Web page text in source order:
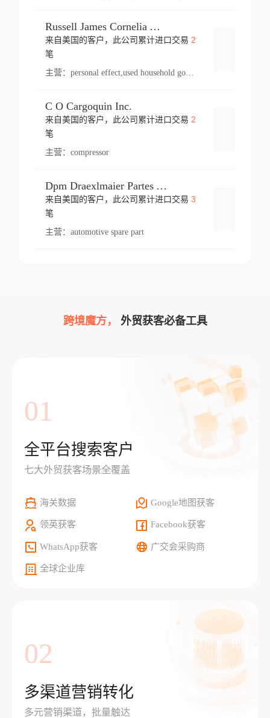
Russell James Cornelia Arlington Va
来自美国的客户，此公司累计进口交易 2
笔
主营： personal effect,used household goods
C O Cargoquin Inc.
来自美国的客户，此公司累计进口交易 2
笔
主营： compressor
Dpm Draexlmaier Partes Automotrices Corr Ind Huejotzingo
来自美国的客户，此公司累计进口交易 3
笔
主营： automotive spare part
跨境魔方， 外贸获客必备工具
01
全平台搜索客户
七大外贸获客场景全覆盖
海关数据 Google地图获客
领英获客 Facebook获客
WhatsApp获客 广交会采购商
全球企业库
02
多渠道营销转化
多元营销渠道，批量触达